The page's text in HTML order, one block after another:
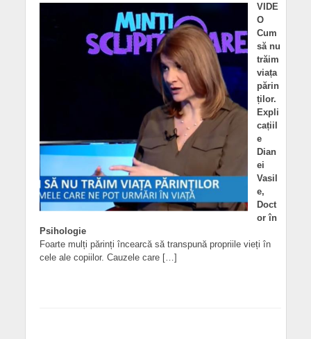
VIDE
O
Cum
să nu
trăim
viața
părin
ților.
Expli
cațiil
e
Dian
ei
Vasil
e,
Doct
or în
Psihologie
Foarte mulți părinți încearcă să transpună propriile vieți în
cele ale copiilor. Cauzele care […]